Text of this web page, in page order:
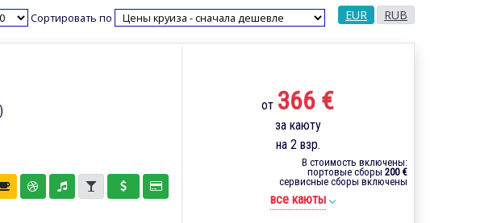
Сортировать по EUR RUB
от 366 €
за каюту
на 2 взр.
В стоимость включены:
портовые сборы 200 €
сервисные сборы включены
все каюты